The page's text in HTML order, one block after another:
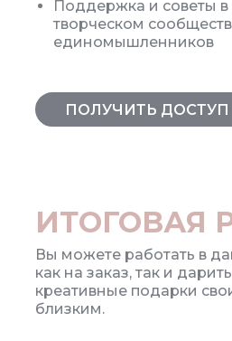
Поддержка и советы в
творческом
единомышленников
ПОЛУЧИТЬ ДОСТУП
ИТОГОВАЯ
Вы можете работать в
как на заказ, так и
креативные подарки
близким.